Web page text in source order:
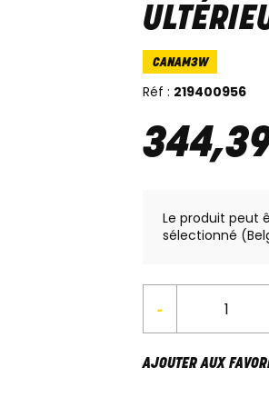
CANAM3W
Réf : 219400956
344,
Le produit peut
sélectionné
-
AJOUTER AUX